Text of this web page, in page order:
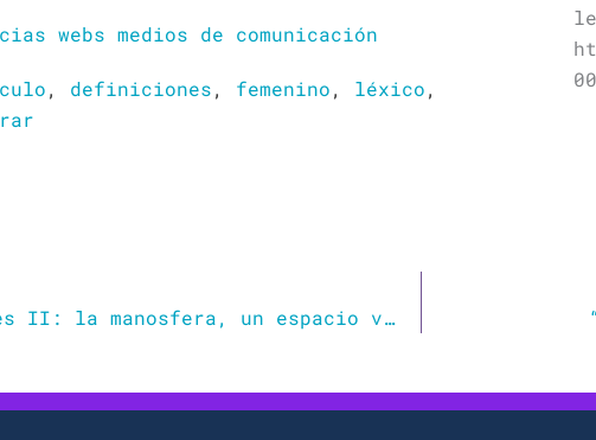
webs medios de comunicación
, definiciones, femenino, léxico,
Violencias digitales II: la manosfera, un espacio virtual para un antifeminismo muy real